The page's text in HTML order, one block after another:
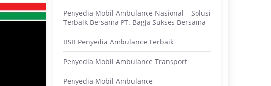
Penyedia Mobil Ambulance Nasional – Solusi
Terbaik Bersama PT. Bagja Sukses Bersama
BSB Penyedia Ambulance Terbaik
Penyedia Mobil Ambulance Transport
Penyedia Mobil Ambulance